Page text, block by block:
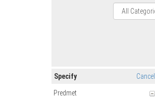
Specify Cancel
Predmet